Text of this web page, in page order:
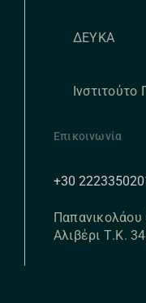
ΔΕΥΚΑ
Επικοινωνία
+30
Παπανικολάου
Αλιβέρι Τ.Κ.